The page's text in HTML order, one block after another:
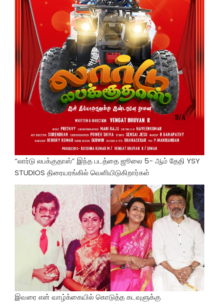
“லார்டு லபக்குதாஸ்” இந்த படத்தை ஜூலை 5- ஆம் தேதி YSY
STUDIOS திரையரங்கில் வெளியிடுகிறார்கள்
இவரை என் வாழ்க்கையில் கொடுத்த கடவுளுக்கு